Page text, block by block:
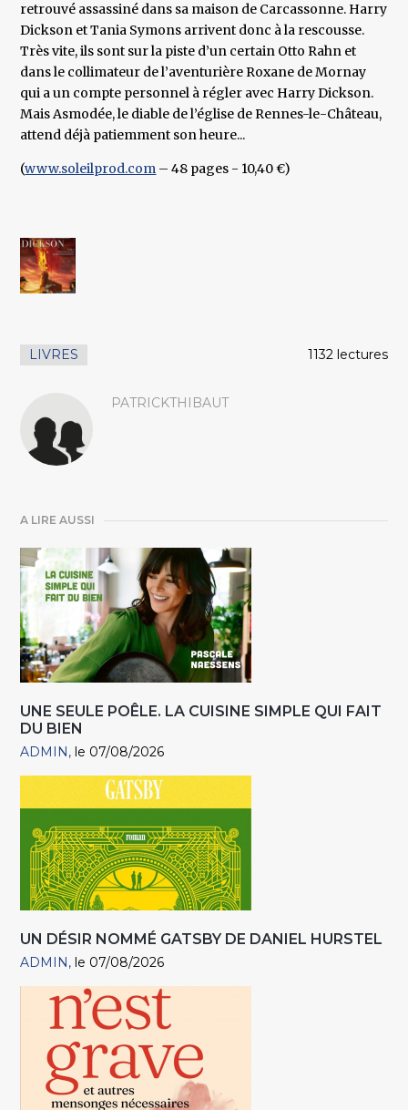
retrouvé assassiné dans sa maison de Carcassonne. Harry
Dickson et Tania Symons arrivent donc à la rescousse.
Très vite, ils sont sur la piste d’un certain Otto Rahn et
dans le collimateur de l’aventurière Roxane de Mornay
qui a un compte personnel à régler avec Harry Dickson.
Mais Asmodée, le diable de l’église de Rennes-le-Château,
attend déjà patiemment son heure...
(www.soleilprod.com – 48 pages - 10,40 €)
LIVRES 1132 lectures
PATRICKTHIBAUT
A LIRE AUSSI
UNE SEULE POÊLE. LA CUISINE SIMPLE QUI FAIT
DU BIEN
ADMIN le 07/08/2026
UN DÉSIR NOMMÉ GATSBY DE DANIEL HURSTEL
ADMIN le 07/08/2026